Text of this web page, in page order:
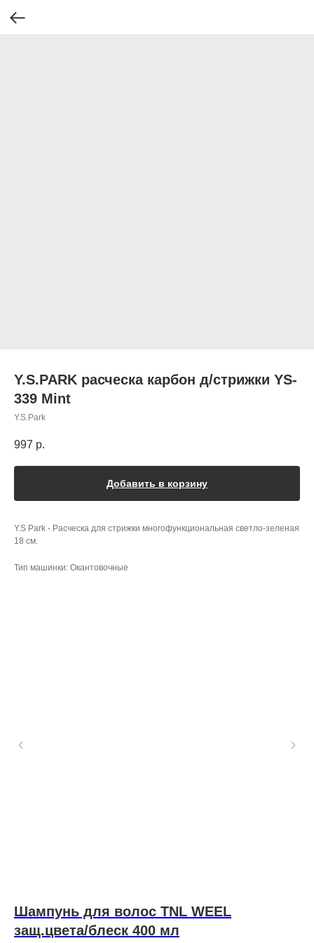
Y.S.PARK расческа карбон д/стрижки YS-
339 Mint
Y.S.Park
997 р.
Добавить в корзину
Y.S Park - Расческа для стрижки многофункциональная светло-зеленая
18 см.
Тип машинки: Окантовочные
Шампунь для волос TNL WEEL
защ.цвета/блеск 400 мл